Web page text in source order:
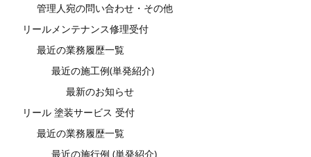
管理人宛の問い合わせ・その他
リールメンテナンス修理受付
最近の業務履歴一覧
最近の施工例(単発紹介)
最新のお知らせ
リール 塗装サービス 受付
最近の業務履歴一覧
最近の施行例 (単発紹介)